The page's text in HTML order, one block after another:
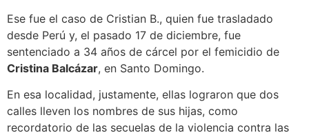
Ese fue el caso de Cristian B., quien fue trasladado
desde Perú y, el pasado 17 de diciembre, fue
sentenciado a 34 años de cárcel por el femicidio de
Cristina Balcázar, en Santo Domingo.
En esa localidad, justamente, ellas lograron que dos
calles lleven los nombres de sus hijas, como
recordatorio de las secuelas de la violencia contra las